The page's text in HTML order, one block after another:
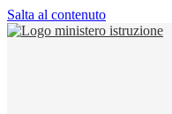
Salta al contenuto